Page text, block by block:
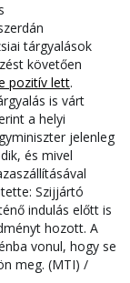
tárgyalások
követően
pozitív lett.
is várt
a helyi
jelenleg
és mivel
Szijjártó
indulás előtt is
hozott. A
vonul, hogy se
meg. (MTI) /